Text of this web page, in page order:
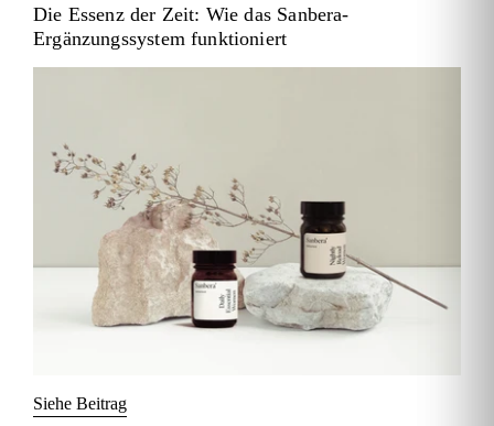
Die Essenz der Zeit: Wie das Sanbera-
Ergänzungssystem funktioniert
Siehe Beitrag